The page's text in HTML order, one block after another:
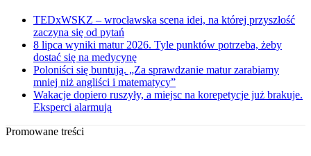
TEDxWSKZ – wrocławska scena idei, na której przyszłość
zaczyna się od pytań
8 lipca wyniki matur 2026. Tyle punktów potrzeba, żeby
dostać się na medycynę
Poloniści się buntują. „Za sprawdzanie matur zarabiamy
mniej niż angliści i matematycy”
Wakacje dopiero ruszyły, a miejsc na korepetycje już brakuje.
Eksperci alarmują
Promowane treści